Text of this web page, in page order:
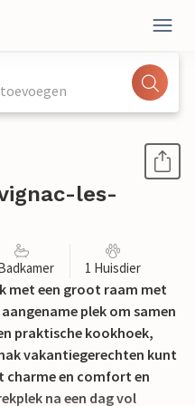
les-
1 Huisdier
met een groot raam met
plek om samen
praktische kookhoek,
vakantiegerechten kunt
charme en comfort en
na een dag vol